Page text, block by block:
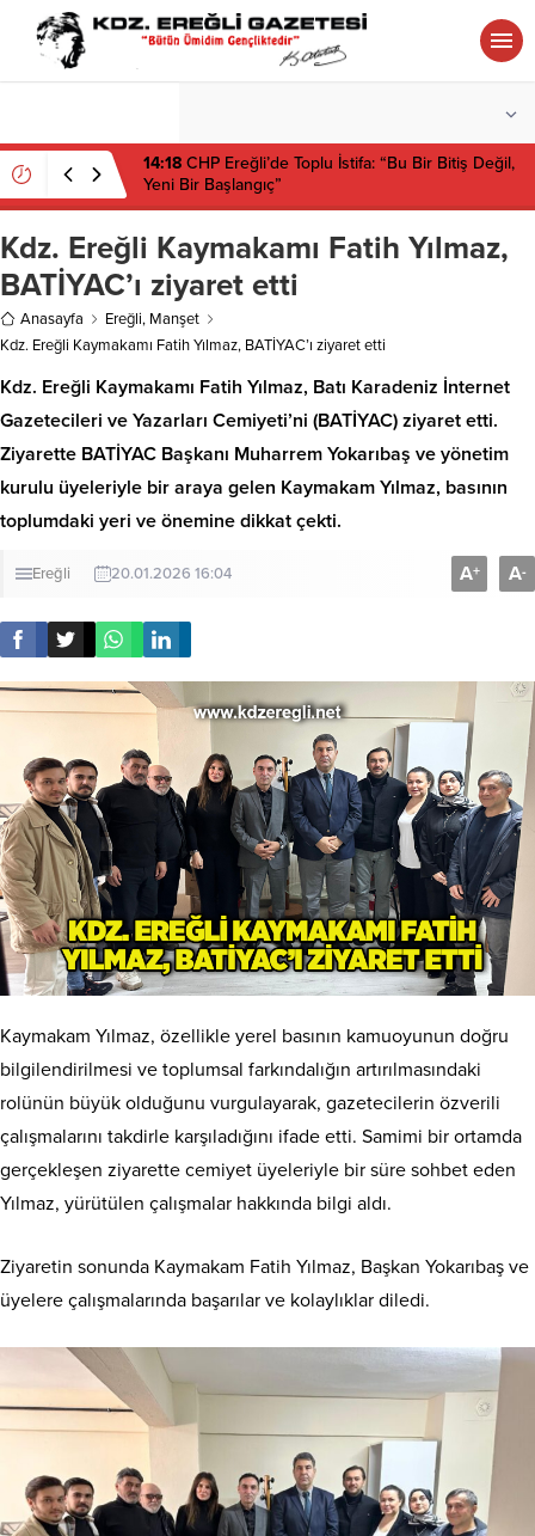
14:18 CHP Ereğli’de Toplu İstifa: “Bu Bir Bitiş Değil,
Yeni Bir Başlangıç”
Kdz. Ereğli Kaymakamı Fatih Yılmaz,
BATİYAC’ı ziyaret etti
Anasayfa Ereğli, Manşet
Kdz. Ereğli Kaymakamı Fatih Yılmaz, BATİYAC’ı ziyaret etti
Kdz. Ereğli Kaymakamı Fatih Yılmaz, Batı Karadeniz İnternet
Gazetecileri ve Yazarları Cemiyeti’ni (BATİYAC) ziyaret etti.
Ziyarette BATİYAC Başkanı Muharrem Yokarıbaş ve yönetim
kurulu üyeleriyle bir araya gelen Kaymakam Yılmaz, basının
toplumdaki yeri ve önemine dikkat çekti.
Ereğli 20.01.2026 16:04 A+ A-
Kaymakam Yılmaz, özellikle yerel basının kamuoyunun doğru
bilgilendirilmesi ve toplumsal farkındalığın artırılmasındaki
rolünün büyük olduğunu vurgulayarak, gazetecilerin özverili
çalışmalarını takdirle karşıladığını ifade etti. Samimi bir ortamda
gerçekleşen ziyarette cemiyet üyeleriyle bir süre sohbet eden
Yılmaz, yürütülen çalışmalar hakkında bilgi aldı.
Ziyaretin sonunda Kaymakam Fatih Yılmaz, Başkan Yokarıbaş ve
üyelere çalışmalarında başarılar ve kolaylıklar diledi.